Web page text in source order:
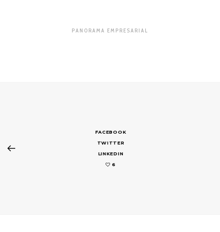
PANORAMA EMPRESARIAL
FACEBOOK
TWITTER
LINKEDIN
6